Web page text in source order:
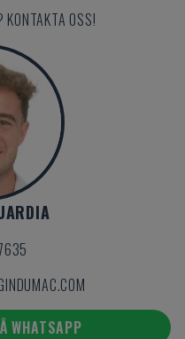
KONTAKTA OSS!
WHATSAPP